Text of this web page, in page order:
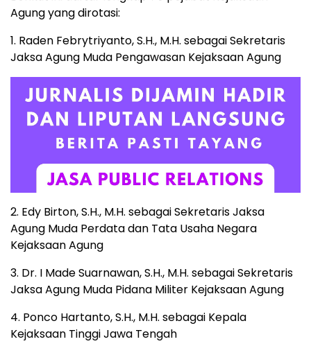
Agung yang dirotasi:
1. Raden Febrytriyanto, S.H., M.H. sebagai Sekretaris
Jaksa Agung Muda Pengawasan Kejaksaan Agung
2. Edy Birton, S.H., M.H. sebagai Sekretaris Jaksa
Agung Muda Perdata dan Tata Usaha Negara
Kejaksaan Agung
3. Dr. I Made Suarnawan, S.H., M.H. sebagai Sekretaris
Jaksa Agung Muda Pidana Militer Kejaksaan Agung
4. Ponco Hartanto, S.H., M.H. sebagai Kepala
Kejaksaan Tinggi Jawa Tengah